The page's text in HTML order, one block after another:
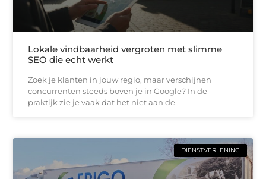
Lokale vindbaarheid vergroten met slimme
SEO die echt werkt
Zoek je klanten in jouw regio, maar verschijnen
concurrenten steeds boven je in Google? In de
praktijk zie je vaak dat het niet aan de
DIENSTVERLENING